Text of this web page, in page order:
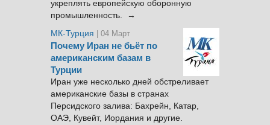
укреплять европейскую оборонную
промышленность. →
МК-Турция
| 04 Март
Почему Иран не бьёт по
американским базам в
Турции
Иран уже несколько дней обстреливает
американские базы в странах
Персидского залива: Бахрейн, Катар,
ОАЭ, Кувейт, Иордания и другие.